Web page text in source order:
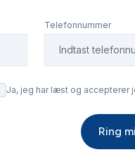
Telefonnummer
Ja, jeg har læst og accepterer
Ring